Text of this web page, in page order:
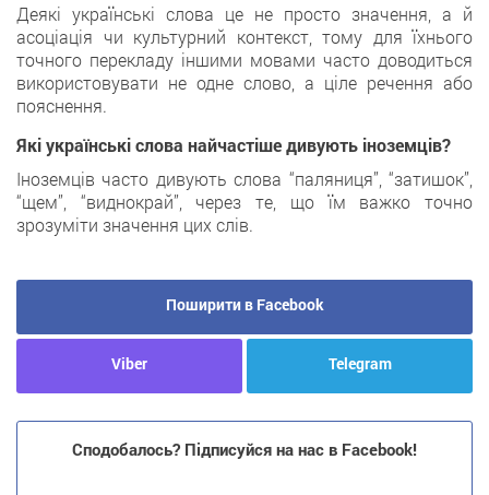
Деякі українські слова це не просто значення, а й
асоціація чи культурний контекст, тому для їхнього
точного перекладу іншими мовами часто доводиться
використовувати не одне слово, а ціле речення або
пояснення.
Які українські слова найчастіше дивують іноземців?
Іноземців часто дивують слова “паляниця”, “затишок”,
“щем”, “виднокрай”, через те, що їм важко точно
зрозуміти значення цих слів.
Поширити в Facebook
Viber Telegram
Сподобалось? Підписуйся на нас в Facebook!